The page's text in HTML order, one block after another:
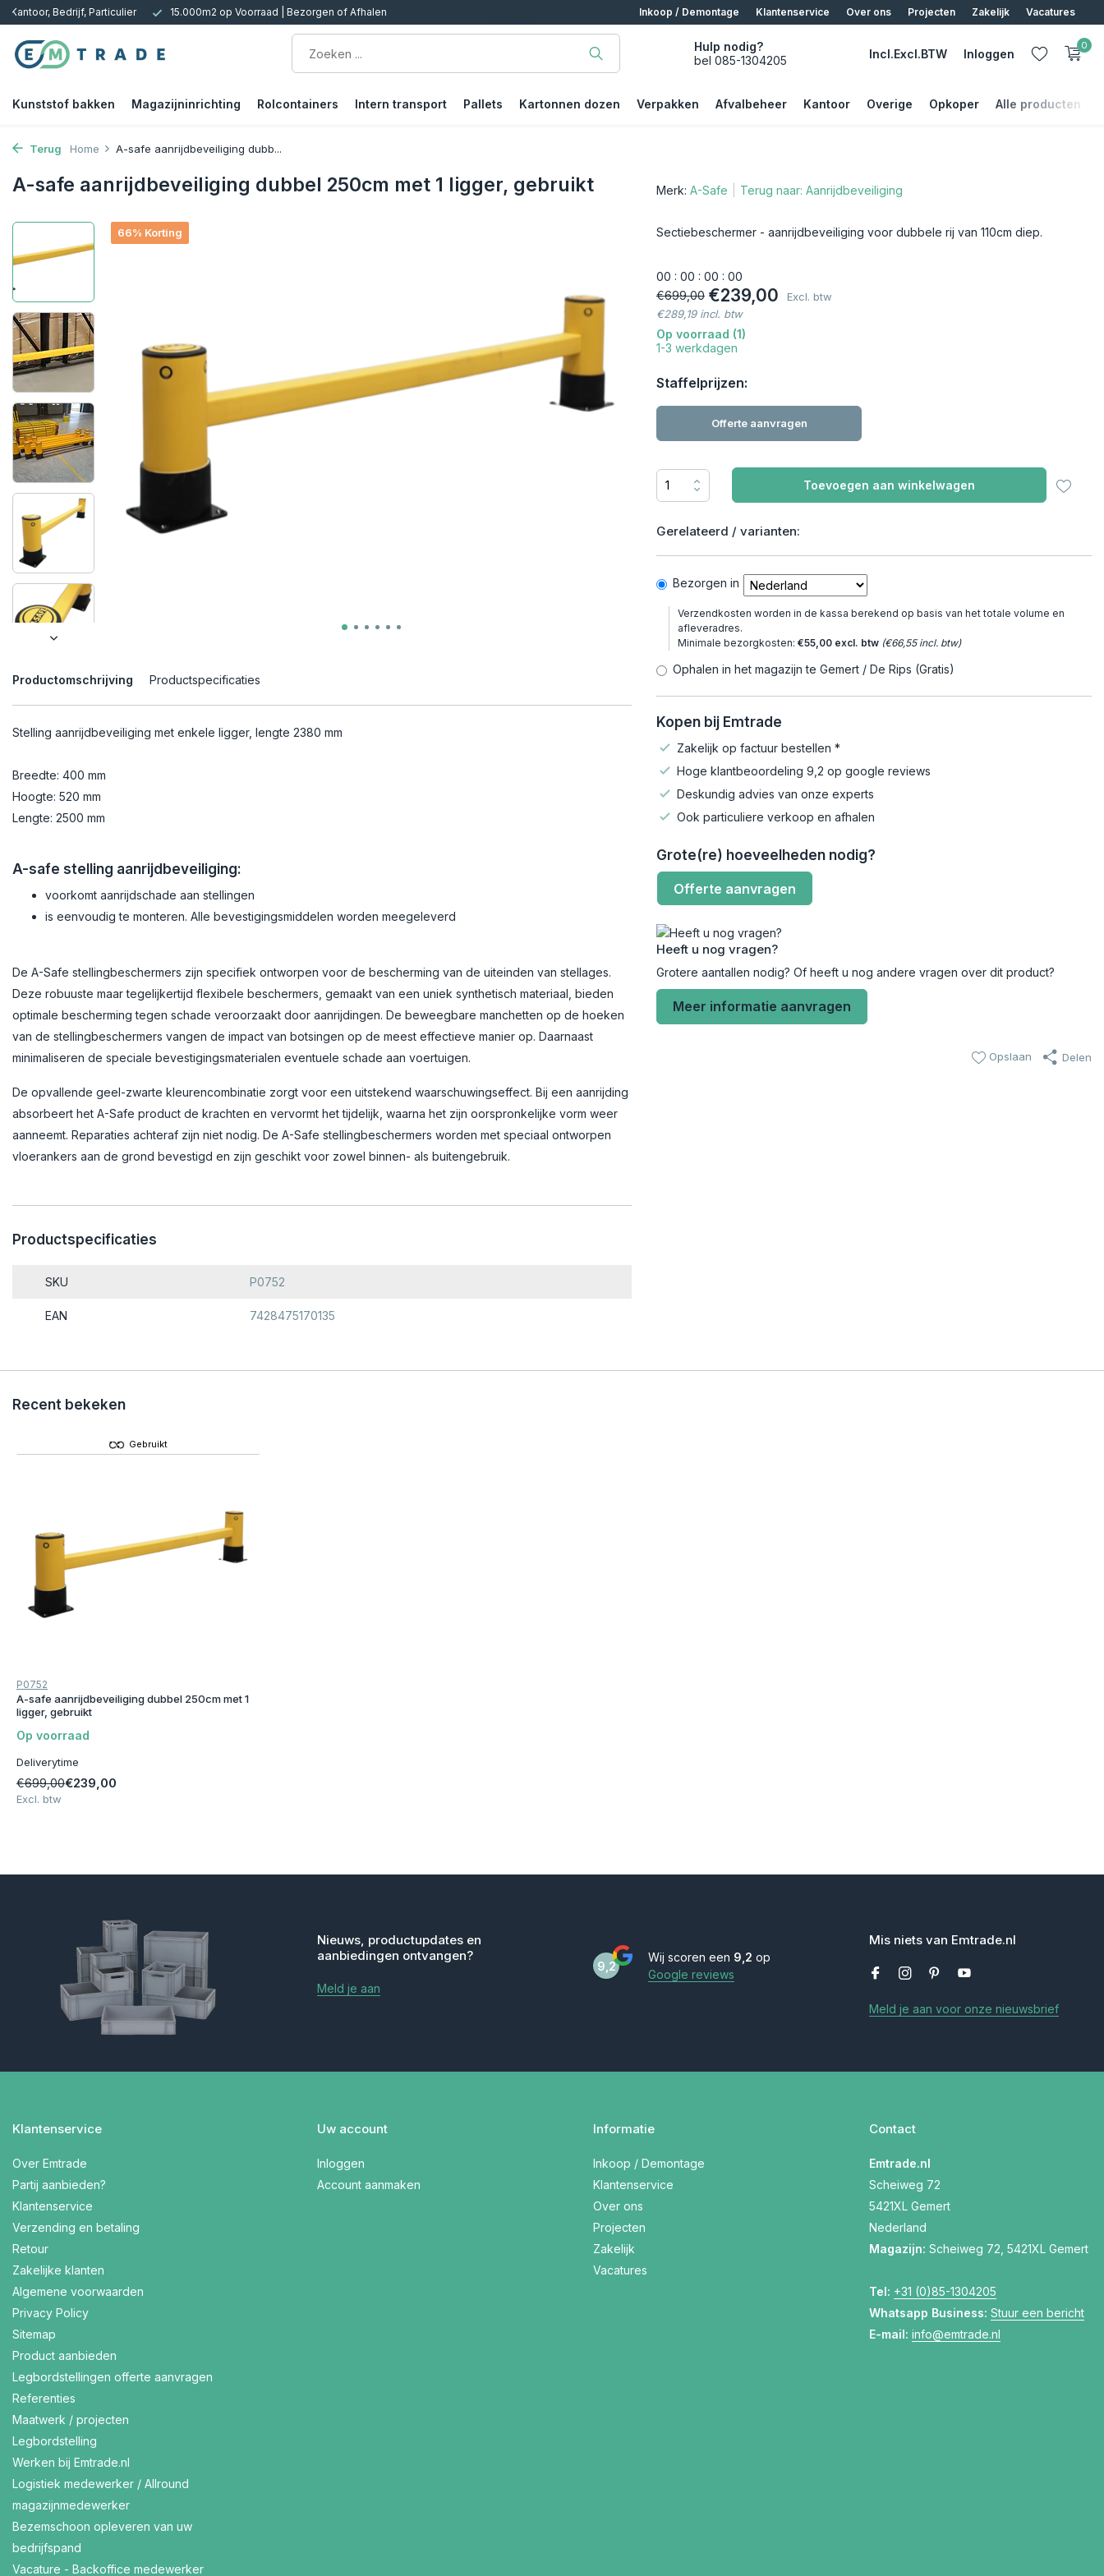
Kantoor, Bedrijf, Particulier 15.000m2 op Voorraad | Bezorgen of Afhalen Inkoop / Demontage Klantenservice Over ons Projecten Zakelijk Vacatures
Hulp nodig?
bel 085-1304205
Incl.Excl.BTW Inloggen
0
Kunststof bakken Magazijninrichting Rolcontainers Intern transport Pallets Kartonnen dozen Verpakken Afvalbeheer Kantoor Overige Opkoper Alle producten
Terug Home A-safe aanrijdbeveiliging dubb...
A-safe aanrijdbeveiliging dubbel 250cm met 1 ligger, gebruikt
66% Korting
Productomschrijving Productspecificaties
Stelling aanrijdbeveiliging met enkele ligger, lengte 2380 mm
Breedte: 400 mm
Hoogte: 520 mm
Lengte: 2500 mm
A-safe stelling aanrijdbeveiliging:
voorkomt aanrijdschade aan stellingen
is eenvoudig te monteren. Alle bevestigingsmiddelen worden meegeleverd
De A-Safe stellingbeschermers zijn specifiek ontworpen voor de bescherming van de uiteinden van stellages.
Deze robuuste maar tegelijkertijd flexibele beschermers, gemaakt van een uniek synthetisch materiaal, bieden
optimale bescherming tegen schade veroorzaakt door aanrijdingen. De beweegbare manchetten op de hoeken
van de stellingbeschermers vangen de impact van botsingen op de meest effectieve manier op. Daarnaast
minimaliseren de speciale bevestigingsmaterialen eventuele schade aan voertuigen.
De opvallende geel-zwarte kleurencombinatie zorgt voor een uitstekend waarschuwingseffect. Bij een aanrijding
absorbeert het A-Safe product de krachten en vervormt het tijdelijk, waarna het zijn oorspronkelijke vorm weer
aanneemt. Reparaties achteraf zijn niet nodig. De A-Safe stellingbeschermers worden met speciaal ontworpen
vloerankers aan de grond bevestigd en zijn geschikt voor zowel binnen- als buitengebruik.
Productspecificaties
SKU P0752
EAN 7428475170135
Merk: A-Safe Terug naar: Aanrijdbeveiliging
Sectiebeschermer - aanrijdbeveiliging voor dubbele rij van 110cm diep.
00 : 00 : 00 : 00
€699,00 €239,00
Excl. btw
€289,19 incl. btw
Op voorraad (1)
1-3 werkdagen
Staffelprijzen:
Offerte aanvragen
Toevoegen aan winkelwagen
Gerelateerd / varianten:
Bezorgen in
Verzendkosten worden in de kassa berekend op basis van het totale volume en
afleveradres.
Minimale bezorgkosten: €55,00 excl. btw (€66,55 incl. btw)
Ophalen in het magazijn te Gemert / De Rips (Gratis)
Kopen bij Emtrade
Zakelijk op factuur bestellen *
Hoge klantbeoordeling 9,2 op google reviews
Deskundig advies van onze experts
Ook particuliere verkoop en afhalen
Grote(re) hoeveelheden nodig?
Offerte aanvragen
Heeft u nog vragen?
Grotere aantallen nodig? Of heeft u nog andere vragen over dit product?
Meer informatie aanvragen
Opslaan Delen
Recent bekeken
Gebruikt
P0752
A-safe aanrijdbeveiliging dubbel 250cm met 1
ligger, gebruikt
Op voorraad
Deliverytime
€699,00€239,00
Excl. btw
Nieuws, productupdates en
aanbiedingen ontvangen?
Meld je aan
9,2
Wij scoren een 9,2 op
Google reviews
Mis niets van Emtrade.nl
Meld je aan voor onze nieuwsbrief
Klantenservice
Over Emtrade
Partij aanbieden?
Klantenservice
Verzending en betaling
Retour
Zakelijke klanten
Algemene voorwaarden
Privacy Policy
Sitemap
Product aanbieden
Legbordstellingen offerte aanvragen
Referenties
Maatwerk / projecten
Legbordstelling
Werken bij Emtrade.nl
Logistiek medewerker / Allround
magazijnmedewerker
Bezemschoon opleveren van uw
bedrijfspand
Vacature - Backoffice medewerker
Uw account
Inloggen
Account aanmaken
Informatie
Inkoop / Demontage
Klantenservice
Over ons
Projecten
Zakelijk
Vacatures
Contact
Emtrade.nl
Scheiweg 72
5421XL Gemert
Nederland
Magazijn: Scheiweg 72, 5421XL Gemert
Tel: +31 (0)85-1304205
Whatsapp Business: Stuur een bericht
E-mail: info@emtrade.nl